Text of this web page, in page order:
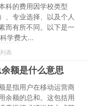
科的费用因学校类型
、专业选择、以及个人
而有所不同。以下是一
学费大...
表
额是什么意思
是指用户在移动运营商
余额的总和。这包括用